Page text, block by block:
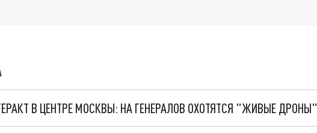
В ЦЕНТРЕ МОСКВЫ: НА ГЕНЕРАЛОВ ОХОТЯТСЯ "ЖИВЫЕ ДРОНЫ"